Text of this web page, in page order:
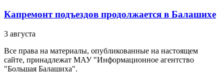
Капремонт подъездов продолжается в Балашихе
3 августа
Все права на материалы, опубликованные на настоящем
сайте, принадлежат МАУ "Информационное агентство
"Большая Балашиха".